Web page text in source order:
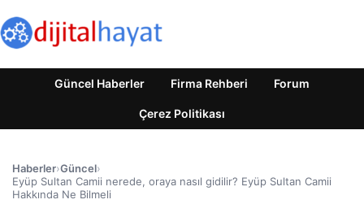
Güncel Haberler Firma Rehberi Forum
Çerez Politikası
Haberler›Güncel›
Eyüp Sultan Camii nerede, oraya nasıl gidilir? Eyüp Sultan Camii
Hakkında Ne Bilmeli